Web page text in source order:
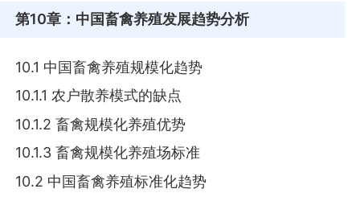
第10章 ：中国畜禽养殖发展趋势分析
10.1 中国畜禽养殖规模化趋势
10.1.1 农户散养模式的缺点
10.1.2 畜禽规模化养殖优势
10.1.3 畜禽规模化养殖场标准
10.2 中国畜禽养殖标准化趋势